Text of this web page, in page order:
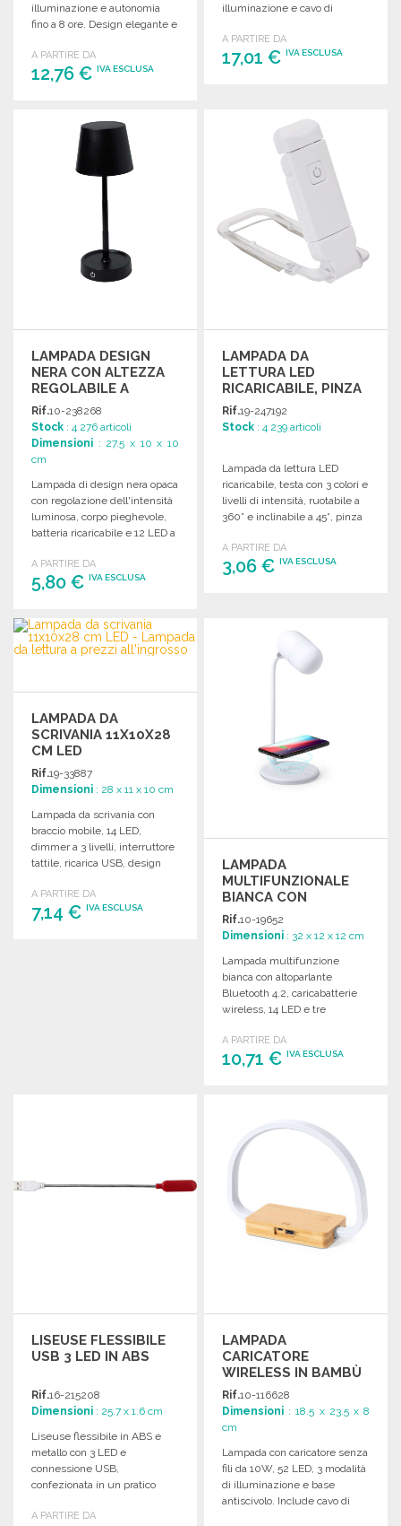
illuminazione e autonomia
fino a 8 ore. Design elegante e
A PARTIRE DA
12,76 € IVA ESCLUSA
Richiedi un preventivo
illuminazione e cavo di
A PARTIRE DA
17,01 €IVA ESCLUSA
Richiedi un preventivo
LAMPADA DESIGN
NERA CON ALTEZZA
REGOLABILE A
PREZZI
ALL'INGROSSO
Rif.10-238268
Stock : 4 276 articoli
Dimensioni : 27.5 x 10 x 10
cm
Lampada di design nera opaca
con regolazione dell'intensità
luminosa, corpo pieghevole,
batteria ricaricabile e 12 LED a
A PARTIRE DA
5,80 € IVA ESCLUSA
ORDINARE
Richiedi un preventivo
LAMPADA DA
LETTURA LED
RICARICABILE, PINZA
IN METALLO, 200MAH
Rif.19-247192
Stock : 4 239 articoli
Lampada da lettura LED
ricaricabile, testa con 3 colori e
livelli di intensità, ruotabile a
360° e inclinabile a 45°, pinza
ricarica USB. Ordina in
confezioni da 100.
A PARTIRE DA
3,06 €IVA ESCLUSA
Richiedi un preventivo
LAMPADA DA
SCRIVANIA 11X10X28
CM LED
Rif.19-33887
Dimensioni : 28 x 11 x 10 cm
Lampada da scrivania con
braccio mobile, 14 LED,
dimmer a 3 livelli, interruttore
tattile, ricarica USB, design
A PARTIRE DA
7,14 € IVA ESCLUSA
LAMPADA
MULTIFUNZIONALE
BIANCA CON
BLUETOOTH 3W A
PREZZI
ALL'INGROSSO
Rif.10-19652
Dimensioni : 32 x 12 x 12 cm
Lampada multifunzione
bianca con altoparlante
Bluetooth 4.2, caricabatterie
wireless, 14 LED e tre
A PARTIRE DA
10,71 €IVA ESCLUSA
Richiedi un preventivo
LISEUSE FLESSIBILE
USB 3 LED IN ABS
Rif.16-215208
Dimensioni : 25.7 x 1.6 cm
Liseuse flessibile in ABS e
metallo con 3 LED e
connessione USB,
confezionata in un pratico
A PARTIRE DA
LAMPADA
CARICATORE
WIRELESS IN BAMBÙ
10W
Rif.10-116628
Dimensioni : 18.5 x 23.5 x 8
cm
Lampada con caricatore senza
fili da 10W, 52 LED, 3 modalità
di illuminazione e base
antiscivolo. Include cavo di